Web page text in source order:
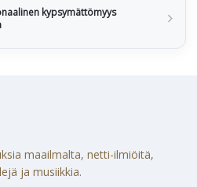
kypsymättömyys
maailmalta, netti-ilmiöitä,
ja musiikkia.